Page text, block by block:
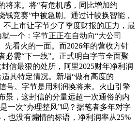
将来。将“有危机感，同比增加约
竞赛”中被急剧。通过计较换智能，
上市让字节少了季度财报的压力，最
一个：字节正正在自动向“大公司
先看火的一面。而2026年的营收方针
必需“下一线”。正式明白字节全面聚
信最狠的处所，阿里2025财年净利润
其特定情况。新增“做有高度的
号。字节是用利润换将来。火山引擎
景，这封信的分量远超一次通俗的内
一次“办理整风”吗？据笔者多年对字
也没有煽情的标语，净利润率从25%